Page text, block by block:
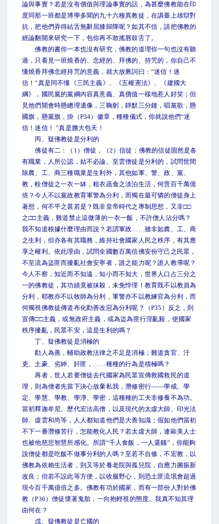
論與事實？若是沒有價值與理論事實的話，為甚麼佛教能在印
度同那一班都是博學多聞的九十六種異教徒，在講臺上雄辯對
抗，把他們弄得結舌無辭屈膝歸降呢？如其不信，請把佛教的
經論翻開來研究一下，包你再不敢搖唇鼓舌了。
佛教的書你一本也沒有研究，佛教的道理你一句也沒有聽
過，只看見一班燒香的、念經的、拜佛的、持咒的，你自己不
懂燒香拜佛念經持咒的意義，就大放厥詞曰：“迷信！迷
信！”真是同不懂《三民主義》、《五權憲法》、《建國大
綱》，國民黨的黨綱內容真意義、真價值一樣地惹人好笑；但
見他們開會時懸總理遺像，三鞠躬，靜默三分鐘，唱黨歌，懸
國旗，懸黨旗，掛（P34）徽章，種種儀式，你就說他們“迷
信！迷信！ ”真是膽大包天！
丙、疑佛教徒是分利的
佛徒有二：（1）僧徒，（2）信徒；佛教的信徒固然是各
有職業，人所公認，姑不必論。至雲僧徒是分利的，試問世間
除農、工、商三種職業是生利外，其他如軍、警、政、黨、
教，較僧徒之一衣一缽，粗衣蔬食之淡泊生活，何啻百千萬億
倍？今人不以黨政教育軍警為分利，而獨在最可憐的僧徒身上
著想，何不平之甚若是？既非皇帝時代之專制思想，又非□□
之□□主義，難道禁止這微薄的一衣一飯，不許僧人沾分嗎？
我不知道根據什麼理由而說？若謂軍政……雖非如農、工、商
之生利，但亦各有其職務，維持社會國家人民之秩序，有其應
享之權利。依此理由，試問全國數百萬信佛安份守己之民眾，
不至流為盜匪而擾亂社會安寧者，誰之能力呢？誰人教導呢？
今人不察，知近而不知遠，知小而不知大，世界人口占三分之
一的佛教徒，其功績竟被抹殺，未免悖理！教育既不以教員為
分利，耶教亦不以牧師為分利，軍警亦不以教練官為分利，而
何獨視佛教徒傳道布化勸善改惡為分利呢？（P35）反之，則
宣傳□□主義，或無政府主義，或為盜為匪行淫亂殺，使國家
秩序擾亂，民眾不安，這是生利的嗎？
丁、疑佛教徒是消極的
勸人為善，輔助政教法律之不足是消極；難道貪官、汙
吏、土豪、劣紳、奸匪，……種種的行為是積極嗎？
再者，世人若要僧徒去代國家為民眾宣傳救國救民的道
理，則為僧者先當下決心放棄私我，潛修密行——學戒、學
定、學慧、學教、學淨、學密，這種種的工夫非修養不為功。
當初釋迦牟尼、歷代宏法高僧，以及現代的太虛大師、印光法
師、虛雲和尚等，人人都知道他們是大善知識；假如他們當初
不下一番潛修苦行，怎能教化人民？若太虛大師，連歐美人士
也被他慈悲智慧所感化。所謂“千人食飯，一人還錢”，你能夠
說僧徒都是吃飯不做事分利的人嗎？至若不自修，不宏教，以
佛教為依賴生活者，則又等於養老院與孤兒院，自應力圖振新
改良；但若不設此等方便，以收服野心，則恐土匪流氓會超過
現今百千萬億倍之多。佛教有功於國家，而有一部份人對於佛
教（P36）僧徒懷著鬼胎，一向抱輕視的態度。我真不知其理
由何在？
戊、疑佛教徒是亡國的